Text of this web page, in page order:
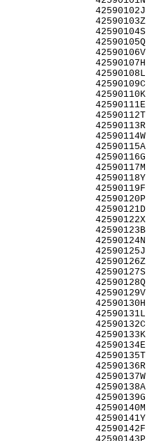
42590102J
42590103Z
42590104S
42590105Q
42590106V
42590107H
42590108L
42590109C
42590110K
42590111E
42590112T
42590113R
42590114W
42590115A
42590116G
42590117M
42590118Y
42590119F
42590120P
42590121D
42590122X
42590123B
42590124N
42590125J
42590126Z
42590127S
42590128Q
42590129V
42590130H
42590131L
42590132C
42590133K
42590134E
42590135T
42590136R
42590137W
42590138A
42590139G
42590140M
42590141Y
42590142F